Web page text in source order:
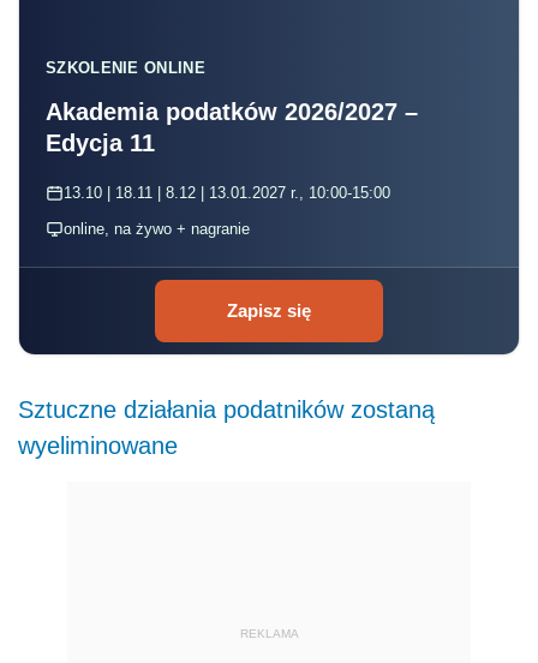
SZKOLENIE ONLINE
Akademia podatków 2026/2027 –
Edycja 11
13.10 | 18.11 | 8.12 | 13.01.2027 r., 10:00-15:00
online, na żywo + nagranie
Zapisz się
Sztuczne działania podatników zostaną
wyeliminowane
REKLAMA